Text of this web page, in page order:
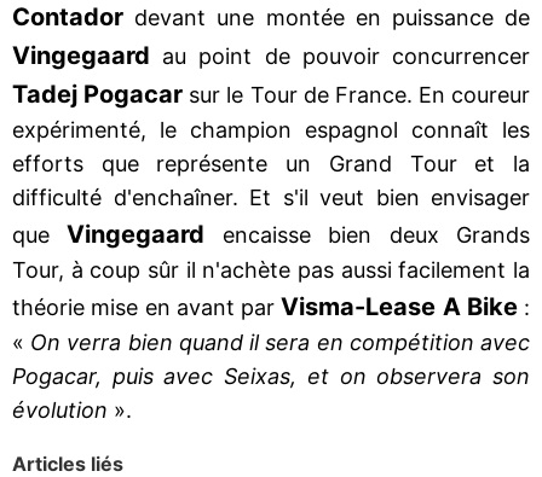
Contador devant une montée en puissance de
Vingegaard au point de pouvoir concurrencer
Tadej Pogacar sur le Tour de France. En coureur
expérimenté, le champion espagnol connaît les
efforts que représente un Grand Tour et la
difficulté d'enchaîner. Et s'il veut bien envisager
queVingegaard
encaisse bien deux Grands
Tour, à coup sûr il n'achète pas aussi facilement la
théorie mise en avant parVisma-Lease A Bike:
« On verra bien quand il sera en compétition avec
Pogacar, puis avec Seixas, et on observera son
évolution ».
Articles liés